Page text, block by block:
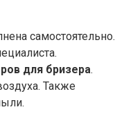
самостоятельно.
для бризера.
Также